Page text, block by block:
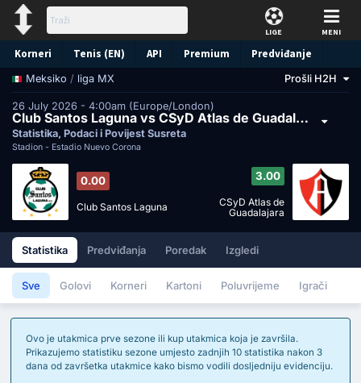
LIGE MENI
Korneri Tenis (EN) API Premium Predviđanje
Meksiko / liga MX Prošli H2H
26 July 2026 - 4:00am (Europe/London)
Club Santos Laguna vs CSyD Atlas de Guadalajara
Statistika, Podaci i Povijest Susreta
Stadion - Estadio Nuevo Corona
0.00
Club Santos Laguna
3.00
CSyD Atlas de
Guadalajara
Statistika Predviđanja Poredak Izgledi
Sve Golovi Korneri Kartoni Poluvrijeme Igrači
Ovo je utakmica prve sezone ili kup utakmica koja je završila.
Prikazujemo statistiku sezone umjesto zadnjih 10 statistika nakon 3
dana od završetka utakmice kako bismo vodili dosljedniju evidenciju.